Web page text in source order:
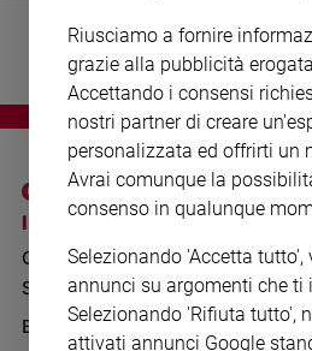
del
Santo
giorno
Società
valori
I SITI SAN PAOLO
GRUPPO EDITORIALE
SAN PAOLO
BENESSERE
Riusciamo a fornire
grazie alla pubblicità
Accettando i consensi
nostri partner di creare
personalizzata ed offrirti un
Avrai comunque la
consenso in qualunque
Selezionando 'Accetta tutto',
annunci su argomenti che ti
Selezionando 'Rifiuta tutto',
attivati annunci Google